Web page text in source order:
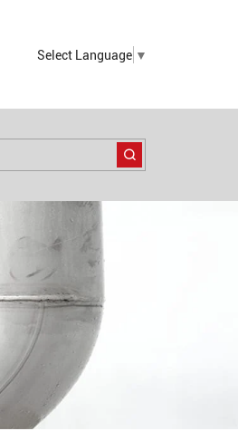
Select Language ▼